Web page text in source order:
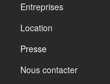
Entreprises
Location
Presse
Nous contacter